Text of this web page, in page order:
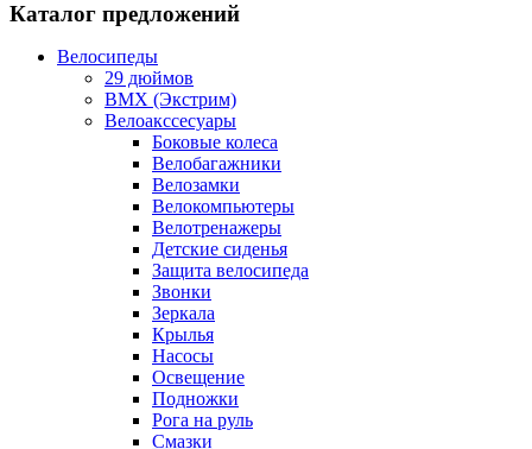
Каталог предложений
Велосипеды
29 дюймов
BMX (Экстрим)
Велоакссесуары
Боковые колеса
Велобагажники
Велозамки
Велокомпьютеры
Велотренажеры
Детские сиденья
Защита велосипеда
Звонки
Зеркала
Крылья
Насосы
Освещение
Подножки
Рога на руль
Смазки